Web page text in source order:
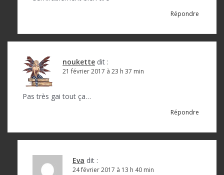
Répondre
noukette dit :
21 février 2017 à 23 h 37 min
Pas très gai tout ça…
Répondre
Eva dit :
24 février 2017 à 13 h 40 min